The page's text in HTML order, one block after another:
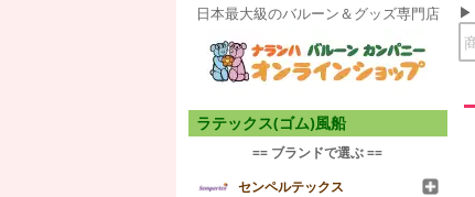
日本最大級のバルーン＆グッズ専門店
ラテックス(ゴム)風船
== ブランドで選ぶ ==
センペルテックス